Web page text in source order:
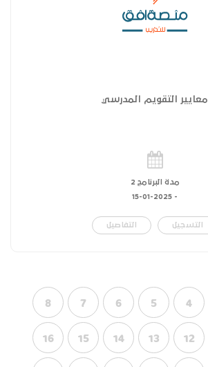
معايير التقويم المدرسي
مدة البرنامج 2
-
15-01-2025
التسجيل التفاصيل
4
5
6
7
8
12
13
14
15
16